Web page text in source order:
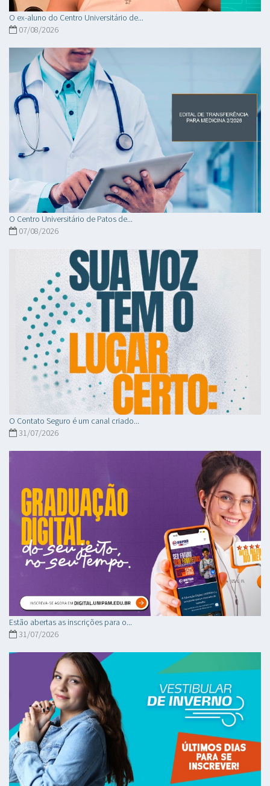
O ex-aluno do Centro Universitário de...
07/08/2026
O Centro Universitário de Patos de...
07/08/2026
O Contato Seguro é um canal criado...
31/07/2026
Estão abertas as inscrições para o...
31/07/2026